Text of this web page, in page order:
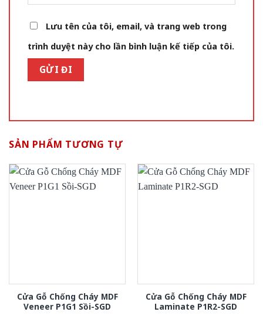
Lưu tên của tôi, email, và trang web trong
trình duyệt này cho lần bình luận kế tiếp của tôi.
SẢN PHẨM TƯƠNG TỰ
Cửa Gỗ Chống Cháy MDF
Veneer P1G1 Sồi-SGD
Cửa Gỗ Chống Cháy MDF
Laminate P1R2-SGD